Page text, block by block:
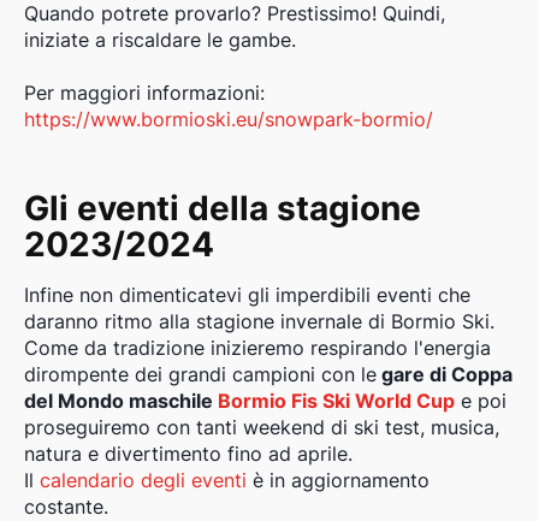
Quando potrete provarlo? Prestissimo! Quindi,
iniziate a riscaldare le gambe.
Per maggiori informazioni:
https://www.bormioski.eu/snowpark-bormio/
Gli eventi della stagione
2023/2024
Infine non dimenticatevi gli imperdibili eventi che
daranno ritmo alla stagione invernale di Bormio Ski.
Come da tradizione inizieremo respirando l'energia
dirompente dei grandi campioni con le gare di Coppa
del Mondo maschile Bormio Fis Ski World Cup e poi
proseguiremo con tanti weekend di ski test, musica,
natura e divertimento fino ad aprile.
Il calendario degli eventi è in aggiornamento
costante.